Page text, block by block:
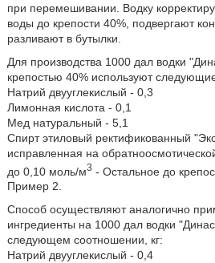
при перемешивании. Водку
воды до крепости 40%, подвергают
разливают в бутылки.
Для производства 1000 дал водки
крепостью 40% используют
Натрий двууглекислый - 0,3
Лимонная кислота - 0,1
Мед натуральный - 5,1
Спирт этиловый ректификованный
исправленная на
до 0,10 моль/м3 - Остальное до
Пример 2.
Способ осуществляют аналогично
ингредиенты на 1000 дал водки
следующем соотношении, кг:
Натрий двууглекислый - 0,4